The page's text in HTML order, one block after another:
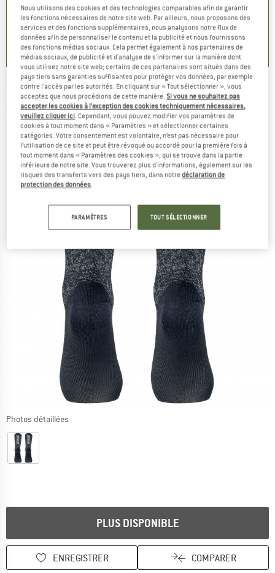
)
12,76 €
4,5(12)
5,0(1)
NORTHWAVE - Eat My Dust Sock -
Chaussettes de cyclisme
(0)
Photos détaillées
PLUS DISPONIBLE
ENREGISTRER COMPARER
Nous utilisons des cookies et des technologies comparables afin de garantir
les fonctions nécessaires de notre site web. Par ailleurs, nous proposons des
services et des fonctions supplémentaires, nous analysons notre flux de
données afin de personnaliser le contenu et la publicité et nous fournissons
des fonctions médias sociaux. Cela permet également à nos partenaires de
médias sociaux, de publicité et d'analyse de s'informer sur la manière dont
vous utilisez notre site web; certains de ces partenaires sont situés dans des
pays tiers sans garanties suffisantes pour protéger vos données, par exemple
contre l'accès par les autorités. En cliquant sur « Tout sélectionner », vous
acceptez que nous procédions de cette manière.Si vous ne souhaitez pas
accepter les cookies à l’exception des cookies techniquement nécessaires,
veuillez cliquer ici. Cependant, vous pouvez modifier vos paramètres de
cookies à tout moment dans « Paramètres » et sélectionner certaines
catégories. Votre consentement est volontaire, n’est pas nécessaire pour
l’utilisation de ce site et peut être révoqué ou accordé pour la première fois à
tout moment dans « Paramètres des cookies », qui se trouve dans la partie
inférieure de notre site. Vous trouverez plus d'informations, également sur les
risques des transferts vers des pays tiers, dans notredéclaration de
protection des données.
PARAMÈTRES TOUT SÉLECTIONNER